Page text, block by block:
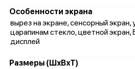
Особенности экрана
вырез на экране, сенсорный экран,
царапинам стекло, цветной
дисплей
Размеры (ШxВxТ)